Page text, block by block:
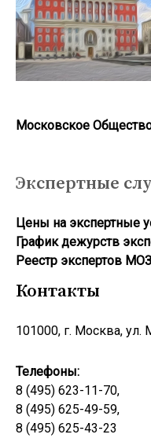
Московское
Экспертные
Цены на экспертные
График дежурств
Реестр экcпертов
Контакты
101000, г. Москва, ул.
Телефоны:
8 (495) 623-11-70,
8 (495) 625-49-59,
8 (495) 625-43-23